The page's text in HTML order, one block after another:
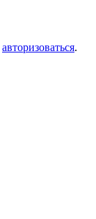
авторизоваться.